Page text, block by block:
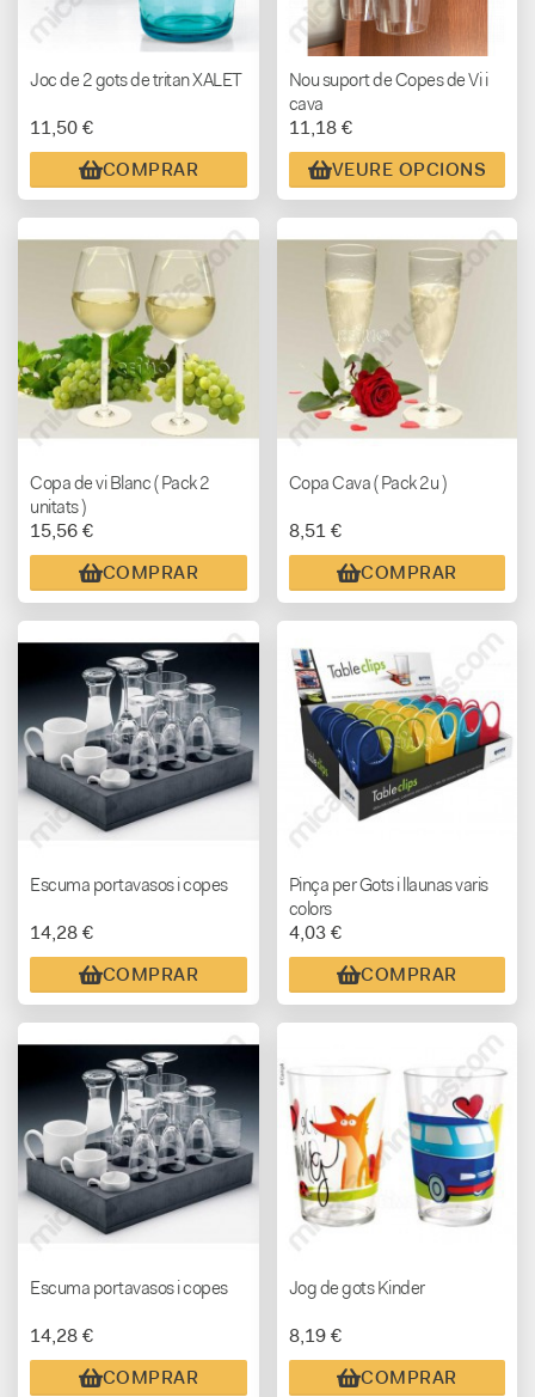
Joc de 2 gots de tritan XALET
11,50 €
COMPRAR
Nou suport de Copes de Vi i
cava
11,18 €
VEURE OPCIONS
Copa de vi Blanc ( Pack 2
unitats )
15,56 €
COMPRAR
Copa Cava ( Pack 2u )
8,51 €
COMPRAR
Escuma portavasos i copes
14,28 €
COMPRAR
Pinça per Gots i llaunas varis
colors
4,03 €
COMPRAR
Escuma portavasos i copes
14,28 €
COMPRAR
Jog de gots Kinder
8,19 €
COMPRAR